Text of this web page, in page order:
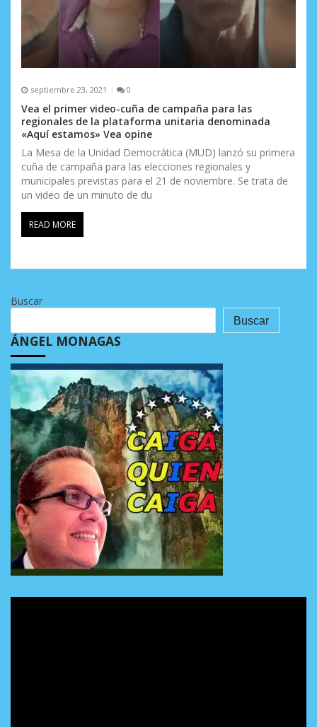
septiembre 23, 2021 0
Vea el primer video-cuña de campaña para las
regionales de la plataforma unitaria denominada
«Aquí estamos» Vea opine
La Mesa de la Unidad Democrática (MUD) lanzó su primera
cuña de campaña para las elecciones regionales y
municipales previstas para el 21 de noviembre. Se trata de
un video de un minuto de du
READ MORE
Buscar
Buscar
ÁNGEL MONAGAS